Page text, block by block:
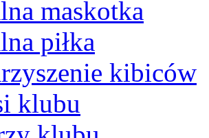
maskotka
piłka
kibiców
klubu